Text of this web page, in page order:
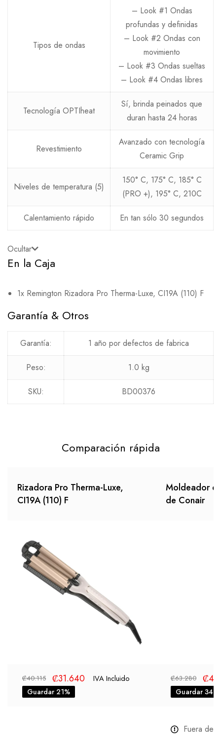
Tipos de ondas
– Look #1 Ondas
profundas y definidas
– Look #2 Ondas con
movimiento
– Look #3 Ondas sueltas
– Look #4 Ondas libres
Tecnología OPTIheat
Sí, brinda peinados que
duran hasta 24 horas
Revestimiento
Avanzado con tecnología
Ceramic Grip
Niveles de temperatura (5)
150° C, 175° C, 185° C
(PRO +), 195° C, 210C
Calentamiento rápido En tan sólo 30 segundos
Ocultar
En la Caja
1x Remington Rizadora Pro Therma-Luxe, CI19A (110) F
Garantía & Otros
Garantía: 1 año por defectos de fabrica
Peso: 1.0 kg
SKU: BD00376
Comparación rápida
Rizadora Pro Therma-Luxe,
CI19A (110) F
Moldeador
de Conair
₡40.115 ₡31.640
IVA Incluido
Guardar 21%
₡63.280 ₡
Guardar 34%
Fuera de